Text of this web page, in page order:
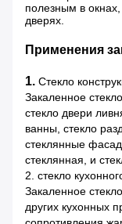
полезным в
дверях.
Применения
1. Стекло
Закаленное
стекло двери
ванны, стекло
стеклянные
стеклянная, и
2. стекло
Закаленное
других кухонных